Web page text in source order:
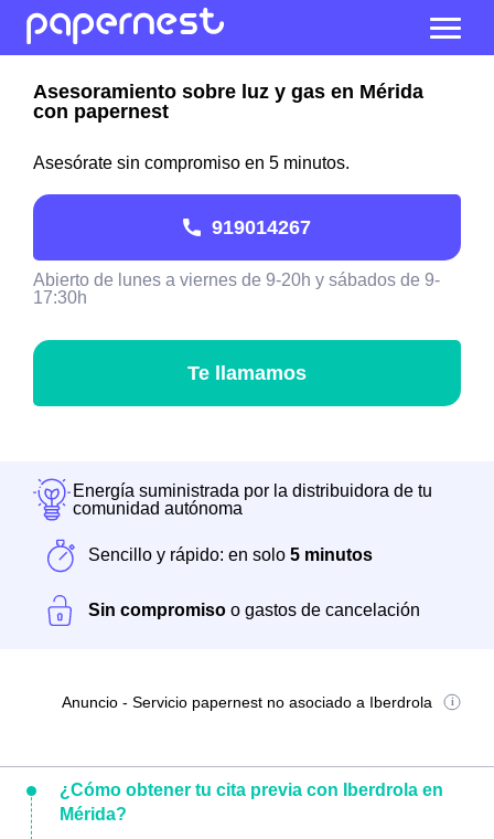
Asesoramiento sobre luz y gas en Mérida
con papernest
Asesórate sin compromiso en 5 minutos.
919014267
Abierto de lunes a viernes de 9-20h y sábados de 9-
17:30h
Te llamamos
Energía suministrada por la distribuidora de tu
comunidad autónoma
Sencillo y rápido: en solo 5 minutos
Sin compromiso o gastos de cancelación
Anuncio - Servicio papernest no asociado a Iberdrola
¿Cómo obtener tu cita previa con Iberdrola en
Mérida?